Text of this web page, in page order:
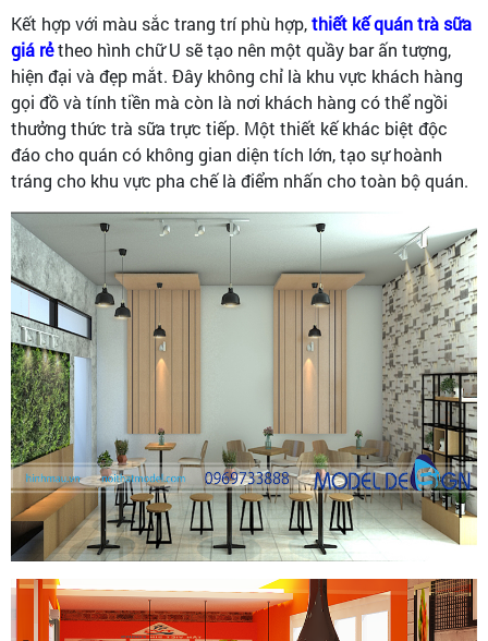
Kết hợp với màu sắc trang trí phù hợp,thiết kế quán trà sữa
giá rẻtheo hình chữ U sẽ tạo nên một quầy bar ấn tượng,
hiện đại và đẹp mắt. Đây không chỉ là khu vực khách hàng
gọi đồ và tính tiền mà còn là nơi khách hàng có thể ngồi
thưởng thức trà sữa trực tiếp. Một thiết kế khác biệt độc
đáo cho quán có không gian diện tích lớn, tạo sự hoành
tráng cho khu vực pha chế là điểm nhấn cho toàn bộ quán.